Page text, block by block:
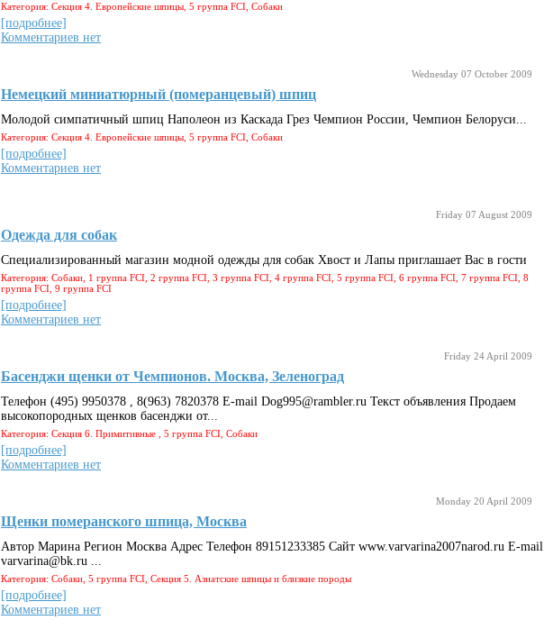
Категория: Секция 4. Европейские шпицы, 5 группа FCI, Собаки
[подробнее]
Комментариев нет
Wednesday 07 October 2009
Немецкий миниатюрный (померанцевый) шпиц
Молодой симпатичный шпиц Наполеон из Каскада Грез Чемпион России, Чемпион Белоруси...
Категория: Секция 4. Европейские шпицы, 5 группа FCI, Собаки
[подробнее]
Комментариев нет
Friday 07 August 2009
Одежда для собак
Специализированный магазин модной одежды для собак Хвост и Лапы приглашает Вас в гости
Категория: Собаки, 1 группа FCI, 2 группа FCI, 3 группа FCI, 4 группа FCI, 5 группа FCI, 6 группа FCI, 7 группа FCI, 8
группа FCI, 9 группа FCI
[подробнее]
Комментариев нет
Friday 24 April 2009
Басенджи щенки от Чемпионов. Москва, Зеленоград
Телефон (495) 9950378 , 8(963) 7820378 E-mail Dog995@rambler.ru Текст объявления Продаем
высокопородных щенков басенджи от...
Категория: Секция 6. Примитивные , 5 группа FCI, Собаки
[подробнее]
Комментариев нет
Monday 20 April 2009
Щенки померанского шпица, Москва
Автор Марина Регион Москва Адрес Телефон 89151233385 Сайт www.varvarina2007narod.ru E-mail
varvarina@bk.ru ...
Категория: Собаки, 5 группа FCI, Секция 5. Азиатские шпицы и близкие породы
[подробнее]
Комментариев нет